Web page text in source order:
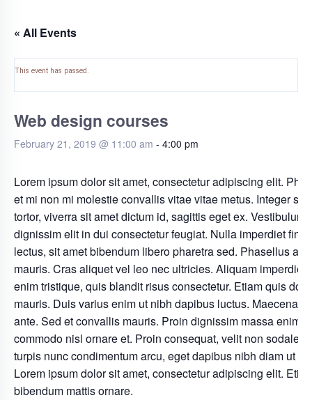
« All Events
This event has passed.
Web design courses
February 21, 2019 @ 11:00 am - 4:00 pm
Lorem ipsum dolor sit amet, consectetur adipiscing elit.
et mi non mi molestie convallis vitae vitae metus. Integer
tortor, viverra sit amet dictum id, sagittis eget ex. Vestibulum
dignissim elit in dui consectetur feugiat. Nulla imperdiet
lectus, sit amet bibendum libero pharetra sed. Phasellus at
mauris. Cras aliquet vel leo nec ultricies. Aliquam imperdiet
enim tristique, quis blandit risus consectetur. Etiam quis
mauris. Duis varius enim ut nibh dapibus luctus. Maecenas
ante. Sed et convallis mauris. Proin dignissim massa enim,
commodo nisl ornare et. Proin consequat, velit non sodales
turpis nunc condimentum arcu, eget dapibus nibh diam ut
Lorem ipsum dolor sit amet, consectetur adipiscing elit.
bibendum mattis ornare.